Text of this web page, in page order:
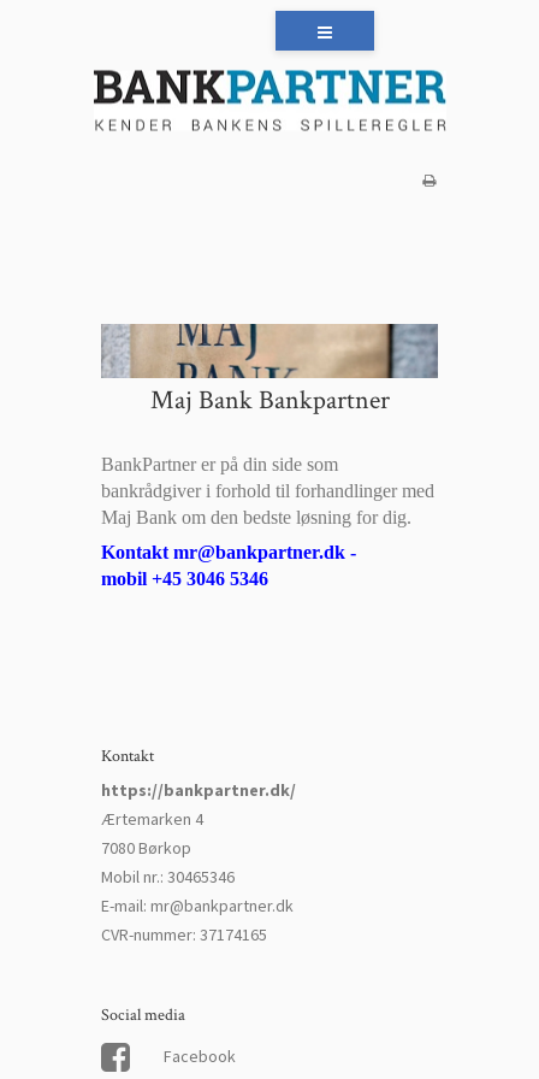
Maj Bank Bankpartner
BankPartner er på din side som
bankrådgiver i forhold til forhandlinger med
Maj Bank om den bedste løsning for dig.
Kontakt mr@bankpartner.dk -
mobil +45 3046 5346
Kontakt
https://bankpartner.dk/
Ærtemarken 4
7080 Børkop
Mobil nr.: 30465346
E-mail: mr@bankpartner.dk
CVR-nummer: 37174165
Social media
Facebook